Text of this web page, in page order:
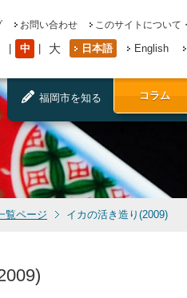
お問い合わせ このサイトについて
中 大 日本語 English
福岡市を知る コラム
覧ページ イカの活き造り(2009)